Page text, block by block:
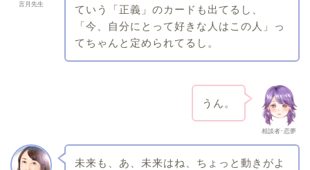
言月先生
ていう「正義」のカードも出てるし、
「今、自分にとって好きな人はこの人」っ
てちゃんと定められてるし。
相談者･恋夢
うん。
未来も、あ、未来はね、ちょっと動きがよ